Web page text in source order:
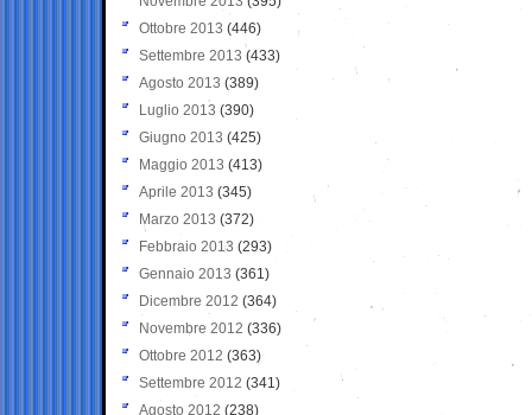
Ottobre 2013 (446)
Settembre 2013 (433)
Agosto 2013 (389)
Luglio 2013 (390)
Giugno 2013 (425)
Maggio 2013 (413)
Aprile 2013 (345)
Marzo 2013 (372)
Febbraio 2013 (293)
Gennaio 2013 (361)
Dicembre 2012 (364)
Novembre 2012 (336)
Ottobre 2012 (363)
Settembre 2012 (341)
Agosto 2012 (238)